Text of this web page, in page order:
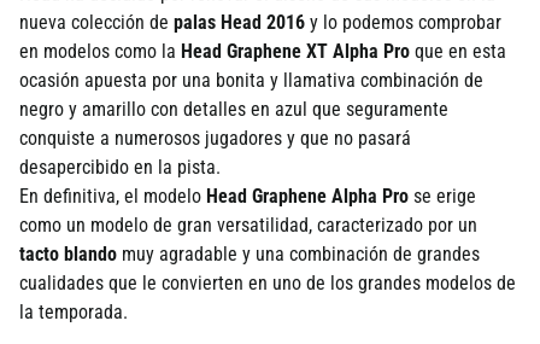
nueva colección de palas Head 2016 y lo podemos comprobar
en modelos como la Head Graphene XT Alpha Pro que en esta
ocasión apuesta por una bonita y llamativa combinación de
negro y amarillo con detalles en azul que seguramente
conquiste a numerosos jugadores y que no pasará
desapercibido en la pista.
En definitiva, el modelo Head Graphene Alpha Pro se erige
como un modelo de gran versatilidad, caracterizado por un
tacto blando muy agradable y una combinación de grandes
cualidades que le convierten en uno de los grandes modelos de
la temporada.